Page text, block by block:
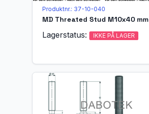
Produktnr.: 37-10-040
Lagerstatus: IKKE PÅ LAGER